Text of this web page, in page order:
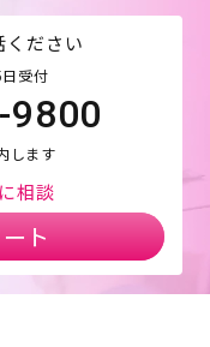
ください
受付
9800
します
相談
ト